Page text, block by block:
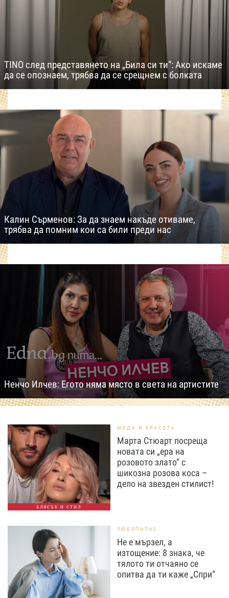
TINO след представянето на „Била си ти“: Ако искаме
да се опознаем, трябва да се срещнем с болката
Калин Сърменов: За да знаем накъде отиваме,
трябва да помним кои са били преди нас
Ненчо Илчев: Егото няма място в света на артистите
БЛЯСЪК И СТИЛ
МОДА И КРАСОТА
Марта Стюарт посреща
новата си „ера на
розовото злато“ с
шикозна розова коса –
дело на звезден стилист!
ЛЮБОПИТНО
Не е мързел, а
изтощение: 8 знака, че
тялото ти отчаяно се
опитва да ти каже „Спри“